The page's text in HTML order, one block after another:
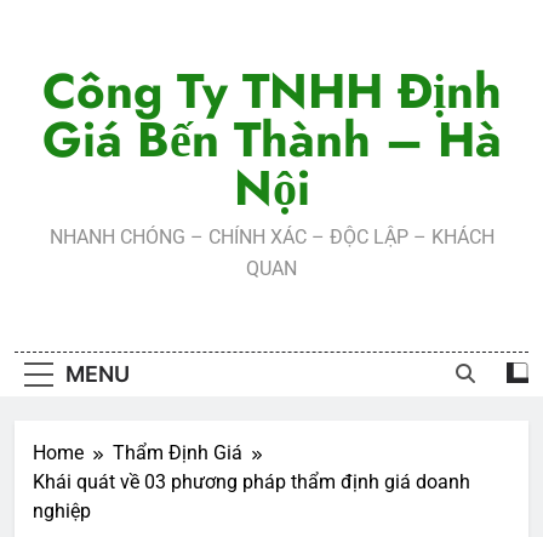
contentCông Ty TNHH Định
Giá Bến Thành – Hà
Nội
NHANH CHÓNG – CHÍNH XÁC – ĐỘC LẬP – KHÁCH
QUAN
MENU
Home
Thẩm Định Giá
Khái quát về 03 phương pháp thẩm định giá doanh
nghiệp